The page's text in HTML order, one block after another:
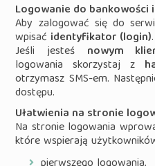
Logowanie do
Aby zalogować się do
wpisać identyfikator (login).
Jeśli jesteś nowym
logowania skorzystaj z
otrzymasz SMS-em.
dostępu.
Ułatwienia na stronie
Na stronie logowania
które wspierają